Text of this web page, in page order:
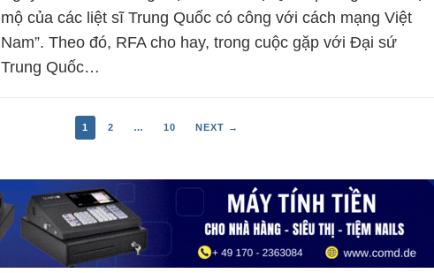
mộ của các liệt sĩ Trung Quốc có công với cách mạng Việt
Nam”. Theo đó, RFA cho hay, trong cuộc gặp với Đại sứ
Trung Quốc…
1 2 … 10 NEXT →